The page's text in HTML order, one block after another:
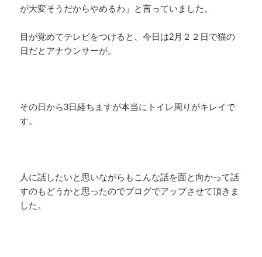
が大変そうだからやめるわ」と言っていました。
目が覚めてテレビをつけると、今日は2月２２日で猫の
日だとアナウンサーが。
その日から3日経ちますが本当にトイレ周りがキレイで
す。
人に話したいと思いながらもこんな話を面と向かって話
すのもどうかと思ったのでブログでアップさせて頂きま
した。